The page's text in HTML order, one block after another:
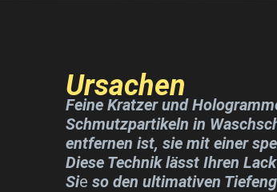
Ursachen
Feine Kratzer und
Schmutzpartikeln in
entfernen ist, sie mit einer
Diese Technik lässt Ihren
Sieso den ultimativen